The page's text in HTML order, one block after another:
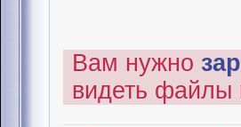
Вам нужно
видеть файлы